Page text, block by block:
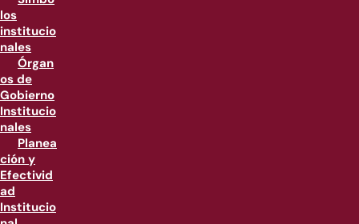
los
institucio
nales
Órgan
os de
Gobierno
Institucio
nales
Planea
ción y
Efectivid
ad
Institucio